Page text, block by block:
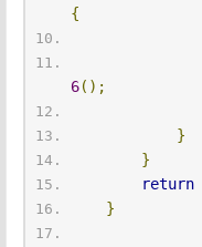
{
6();
}
}
return
}